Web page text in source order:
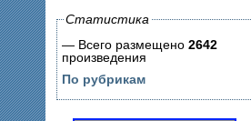
Статистика
— Всего размещено 2642
произведения
По рубрикам